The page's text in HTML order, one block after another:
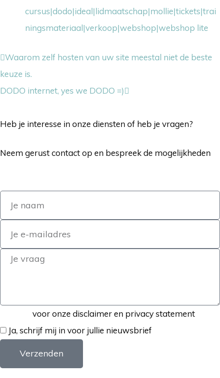
cursus|dodo|ideal|lidmaatschap|mollie|tickets|trai
ningsmateriaal|verkoop|webshop|webshop lite
Waarom zelf hosten van uw site meestal niet de beste
keuze is.
DODO internet, yes we DODO =)
Heb je interesse in onze diensten of heb je vragen?
Neem gerust contact op en bespreek de mogelijkheden
voor onze disclaimer en privacy statement
Ja, schrijf mij in voor jullie nieuwsbrief
Verzenden